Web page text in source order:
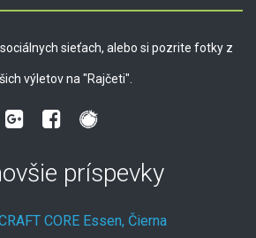
sieťach, alebo si pozrite fotky z
výletov na "Rajčeti".
príspevky
CORE Essen, Čierna